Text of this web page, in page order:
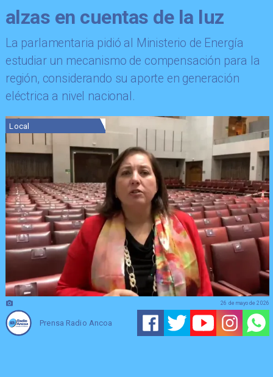
alzas en cuentas de la luz
​La parlamentaria pidió al Ministerio de Energía
estudiar un mecanismo de compensación para la
región, considerando su aporte en generación
eléctrica a nivel nacional.
Local
Prensa Radio Ancoa
26 de mayo de 2026